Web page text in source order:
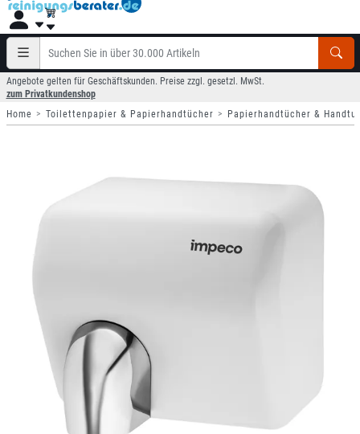
Angebote gelten für Geschäftskunden. Preise zzgl. gesetzl. MwSt.
zum Privatkundenshop
Home
Toilettenpapier & Papierhandtücher Papierhandtücher &